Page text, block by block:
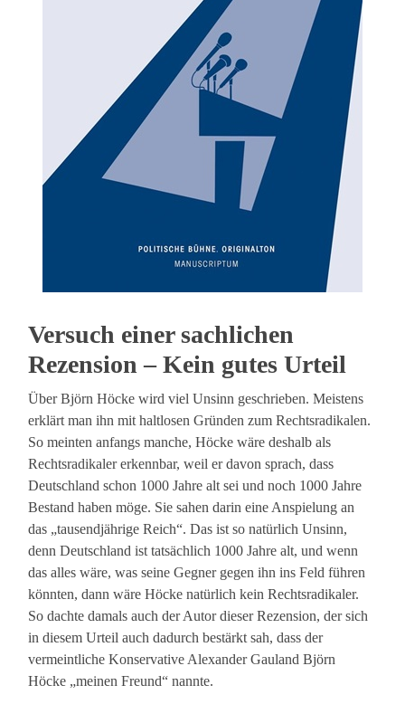
Versuch einer sachlichen
Rezension – Kein gutes Urteil
Über Björn Höcke wird viel Unsinn geschrieben. Meistens
erklärt man ihn mit haltlosen Gründen zum Rechtsradikalen.
So meinten anfangs manche, Höcke wäre deshalb als
Rechtsradikaler erkennbar, weil er davon sprach, dass
Deutschland schon 1000 Jahre alt sei und noch 1000 Jahre
Bestand haben möge. Sie sahen darin eine Anspielung an
das „tausendjährige Reich“. Das ist so natürlich Unsinn,
denn Deutschland ist tatsächlich 1000 Jahre alt, und wenn
das alles wäre, was seine Gegner gegen ihn ins Feld führen
könnten, dann wäre Höcke natürlich kein Rechtsradikaler.
So dachte damals auch der Autor dieser Rezension, der sich
in diesem Urteil auch dadurch bestärkt sah, dass der
vermeintliche Konservative Alexander Gauland Björn
Höcke „meinen Freund“ nannte.